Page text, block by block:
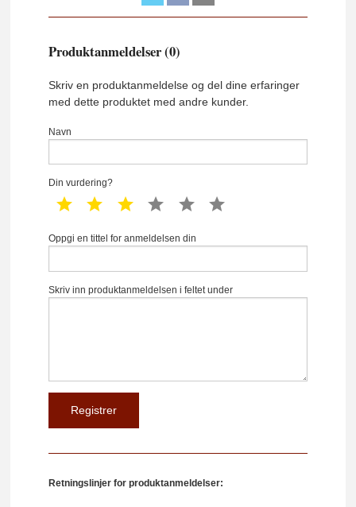
Produktanmeldelser (0)
Skriv en produktanmeldelse og del dine erfaringer
med dette produktet med andre kunder.
Navn
Din vurdering?
1 star 2 star 3 star 4 star 5 star
Oppgi en tittel for anmeldelsen din
Skriv inn produktanmeldelsen i feltet under
Retningslinjer for produktanmeldelser: